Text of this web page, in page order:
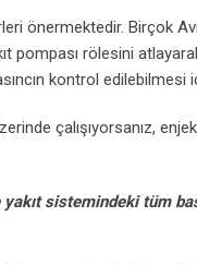
önermektedir. Birçok
pompası rölesini
kontrol edilebilmesi
çalışıyorsanız,
sistemindeki tüm